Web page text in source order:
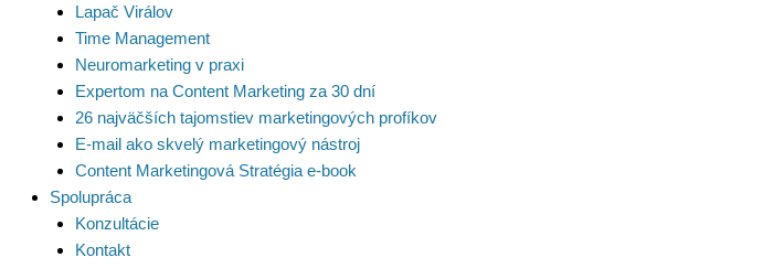
Lapač Virálov
Time Management
Neuromarketing v praxi
Expertom na Content Marketing za 30 dní
26 najväčších tajomstiev marketingových profíkov
E-mail ako skvelý marketingový nástroj
Content Marketingová Stratégia e-book
Spolupráca
Konzultácie
Kontakt